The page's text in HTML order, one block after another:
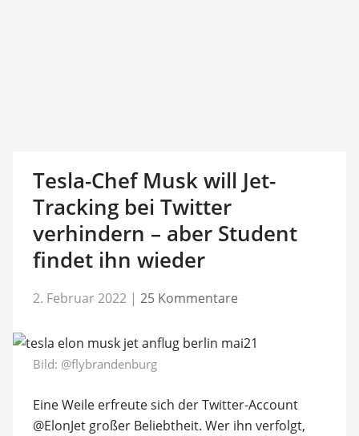
Tesla-Chef Musk will Jet-
Tracking bei Twitter
verhindern – aber Student
findet ihn wieder
2. Februar 2022 | 25 Kommentare
Bild: @flybrandenburg
Eine Weile erfreute sich der Twitter-Account
@ElonJet großer Beliebtheit. Wer ihn verfolgt,